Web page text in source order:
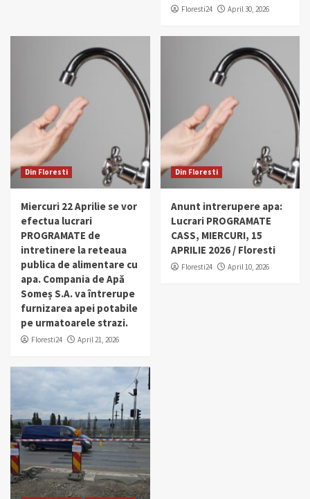
Floresti24 April 30, 2026
Din Floresti
Miercuri 22 Aprilie se vor
efectua lucrari
PROGRAMATE de
intretinere la reteaua
publica de alimentare cu
apa. Compania de Apă
Someș S.A. va întrerupe
furnizarea apei potabile
pe urmatoarele strazi.
Floresti24 April 21, 2026
Din Floresti
Anunt intrerupere apa:
Lucrari PROGRAMATE
CASS, MIERCURI, 15
APRILIE 2026 / Floresti
Floresti24 April 10, 2026